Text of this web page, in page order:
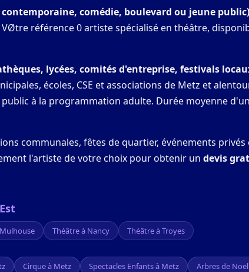
comédie, boulevard ou jeune public)
référence 0 artiste spécialisé en théâtre,
lycées, comités d'entreprise, festivals
écoles, CSE et associations de Metz et
à la programmation adulte. Durée moyenne
communales, fêtes de quartier, événements privés
l'artiste de votre choix pour obtenir un devis
Théâtre à Nancy Théâtre à Troyes
Cirque à Metz Spectacles Enfants à Metz Arbres de